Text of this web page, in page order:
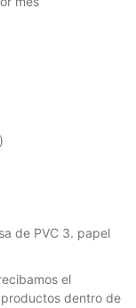
de PVC 3. papel
el
dentro de